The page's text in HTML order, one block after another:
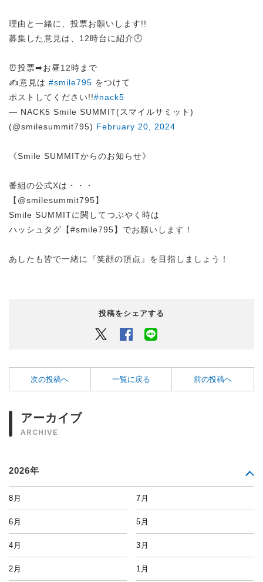
理由と一緒に、投票お願いします!!
募集した意見は、12時台に紹介🕛
⏰投票➡︎お昼12時まで
✍️意見は #smile795 をつけて
ポストしてください!!#nack5
— NACK5 Smile SUMMIT(スマイルサミット)
(@smilesummit795) February 20, 2024
《Smile SUMMITからのお知らせ》
番組の公式Xは・・・
【@smilesummit795】
Smile SUMMITに関してつぶやく時は
ハッシュタグ【#smile795】でお願いします！
あしたも皆で一緒に『笑顔の頂点』を目指しましょう！
投稿をシェアする
Twitter Facebook
次の投稿へ 一覧に戻る 前の投稿へ
アーカイブ
ARCHIVE
2026年
8月 7月
6月 5月
4月 3月
2月 1月